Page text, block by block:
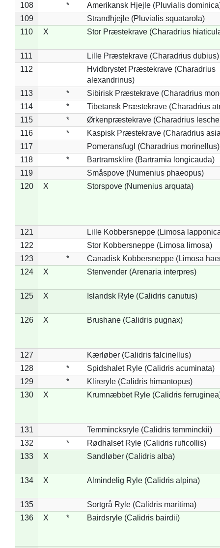
108
*
Amerikansk Hjejle (Pluvialis
109
Strandhjejle (Pluvialis squatarola)
110
X Stor Præstekrave (Charadrius
111
Lille Præstekrave (Charadrius dubius)
112
Hvidbrystet Præstekrave (Charadrius
alexandrinus)
113
*
Sibirisk Præstekrave (Charadrius
114
*
Tibetansk Præstekrave (Charadrius
115
*
Ørkenpræstekrave (Charadrius
116
*
Kaspisk Præstekrave (Charadrius
117
Pomeransfugl (Charadrius morinellus)
118
*
Bartramsklire (Bartramia longicauda)
119
Småspove (Numenius phaeopus)
120
X Storspove (Numenius arquata)
121
Lille Kobbersneppe (Limosa
122
Stor Kobbersneppe (Limosa limosa)
123
*
Canadisk Kobbersneppe (Limosa
124
X Stenvender (Arenaria interpres)
125 X Islandsk Ryle (Calidris canutus)
126 X Brushane (Calidris pugnax)
127
Kærløber (Calidris falcinellus)
128
*
Spidshalet Ryle (Calidris acuminata)
129
*
Klireryle (Calidris himantopus)
130
X Krumnæbbet Ryle (Calidris
131
Temmincksryle (Calidris temminckii)
132
*
Rødhalset Ryle (Calidris ruficollis)
133
X Sandløber (Calidris alba)
134 X Almindelig Ryle (Calidris alpina)
135
Sortgrå Ryle (Calidris maritima)
136
X * Bairdsryle (Calidris bairdii)